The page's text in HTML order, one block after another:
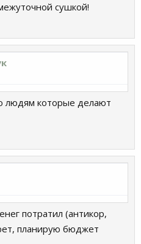
сушкой!
людям которые делают
потратил (антикор,
планирую бюджет